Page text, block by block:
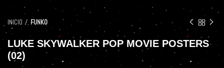
INICIO FUNKO
LUKE SKYWALKER POP MOVIE POSTERS
(02)